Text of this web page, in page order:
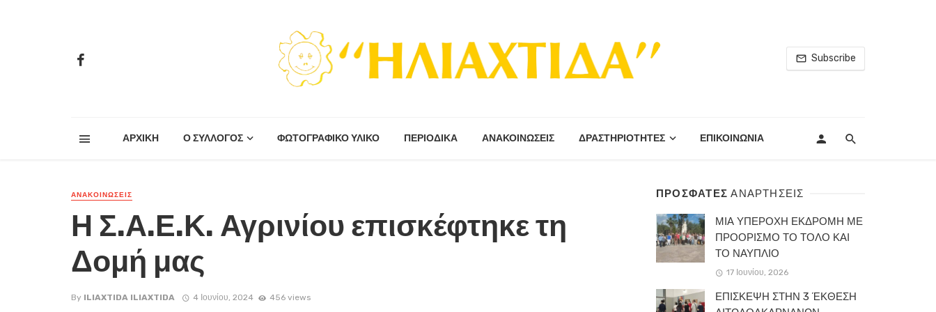
Subscribe
ΑΡΧΙΚΗ Ο ΣΥΛΛΟΓΟΣ ΦΩΤΟΓΡΑΦΙΚΟ ΥΛΙΚΟ ΠΕΡΙΟΔΙΚΆ ΑΝΑΚΟΙΝΩΣΕΙΣ ΔΡΑΣΤΗΡΙΟΤΗΤΕΣ ΕΠΙΚΟΙΝΩΝΙΑ
ΑΝΑΚΟΙΝΏΣΕΙΣ
Η Σ.Α.Ε.Κ. Αγρινίου επισκέφτηκε τη
Δομή μας
By ILIAXTIDA ILIAXTIDA 4 Ιουνίου, 2024 456 views
ΠΡΟΣΦΑΤΕΣΑΝΑΡΤΗΣΕΙΣ
ΜΙΑ ΥΠΕΡΟΧΗ ΕΚΔΡΟΜΗ ΜΕ
ΠΡΟΟΡΙΣΜΟ ΤΟ ΤΟΛΟ ΚΑΙ
ΤΟ ΝΑΥΠΛΙΟ
17 Ιουνίου, 2026
ΕΠΙΣΚΕΨΗ ΣΤΗΝ 3 ΈΚΘΕΣΗ